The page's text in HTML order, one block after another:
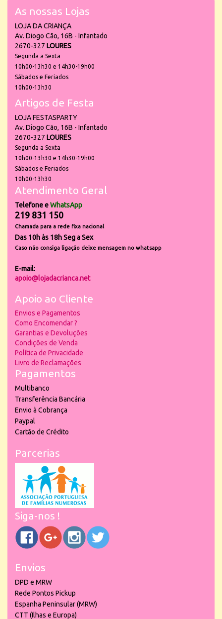
As nossas Lojas
LOJA DA CRIANÇA
Av. Diogo Cão, 16B - Infantado
2670-327 LOURES
Segunda a Sexta
10h00-13h30 e 14h30-19h00
Sábados e Feriados
10h00-13h30
Artigos de Festa
LOJA FESTASPARTY
Av. Diogo Cão, 16B - Infantado
2670-327 LOURES
Segunda a Sexta
10h00-13h30 e 14h30-19h00
Sábados e Feriados
10h00-13h30
Atendimento Geral
Telefone eWhatsApp
219 831 150
Chamada para a rede fixa nacional
Das 10h às 18h Seg a Sex
Caso não consiga ligação deixe mensagem no whatsapp
E-mail:
apoio@lojadacrianca.net
Apoio ao Cliente
Envios e Pagamentos
Como Encomendar ?
Garantias e Devoluções
Condições de Venda
Política de Privacidade
Livro de Reclamações
Pagamentos
Multibanco
Transferência Bancária
Envio à Cobrança
Paypal
Cartão de Crédito
Parcerias
Siga-nos !
Envios
DPD e MRW
Rede Pontos Pickup
Espanha Peninsular (MRW)
CTT (Ilhas e Europa)